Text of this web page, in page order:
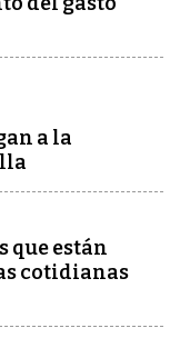
a la
que están
cotidianas